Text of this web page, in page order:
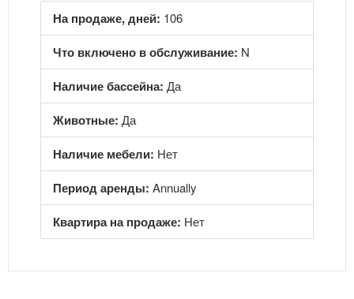
На продаже, дней: 106
Что включено в обслуживание: N
Наличие бассейна: Да
Животные: Да
Наличие мебели: Нет
Период аренды: Annually
Квартира на продаже: Нет